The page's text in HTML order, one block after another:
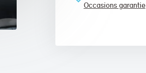
Occasions garantie